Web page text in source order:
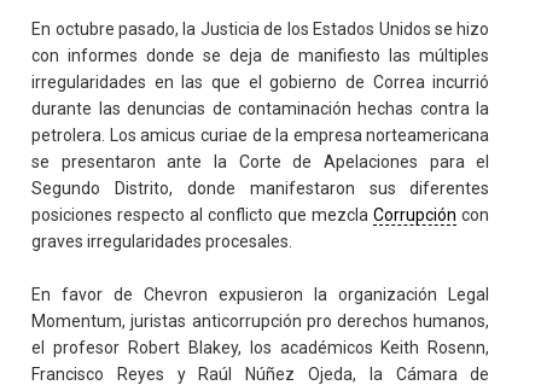
En octubre pasado, la Justicia de los Estados Unidos se hizo
con informes donde se deja de manifiesto las múltiples
irregularidades en las que el gobierno de Correa incurrió
durante las denuncias de contaminación hechas contra la
petrolera. Los amicus curiae de la empresa norteamericana
se presentaron ante la Corte de Apelaciones para el
Segundo Distrito, donde manifestaron sus diferentes
posiciones respecto al conflicto que mezclaCorrupción con
graves irregularidades procesales.
En favor de Chevron expusieron la organización Legal
Momentum, juristas anticorrupción pro derechos humanos,
el profesor Robert Blakey, los académicos Keith Rosenn,
Francisco Reyes y Raúl Núñez Ojeda, la Cámara de